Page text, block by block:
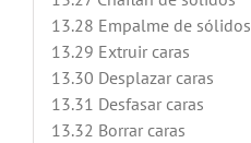
13.28 Empalme de sólidos
13.29 Extruir caras
13.30 Desplazar caras
13.31 Desfasar caras
13.32 Borrar caras